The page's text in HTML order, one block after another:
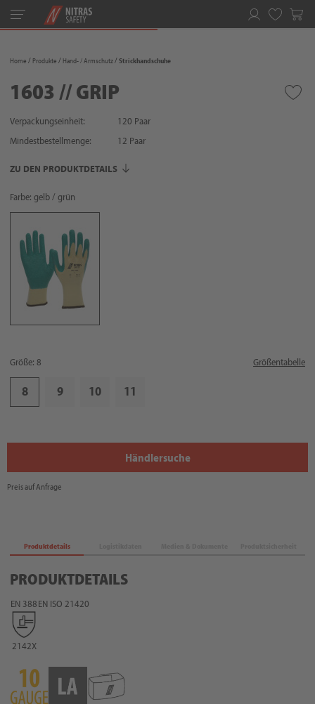
Toggle
navigation
Home Produkte Hand- / Armschutz Strickhandschuhe
1603 // GRIP
Verpackungseinheit:
120 Paar
Mindestbestellmenge:
12 Paar
ZU DEN PRODUKTDETAILS
Farbe: gelb / grün
Größe: 8 Größentabelle
8 9 10 11
Händlersuche
Preis auf Anfrage
Produktdetails
PRODUKTDETAILS
EN 388
2142X
EN ISO 21420